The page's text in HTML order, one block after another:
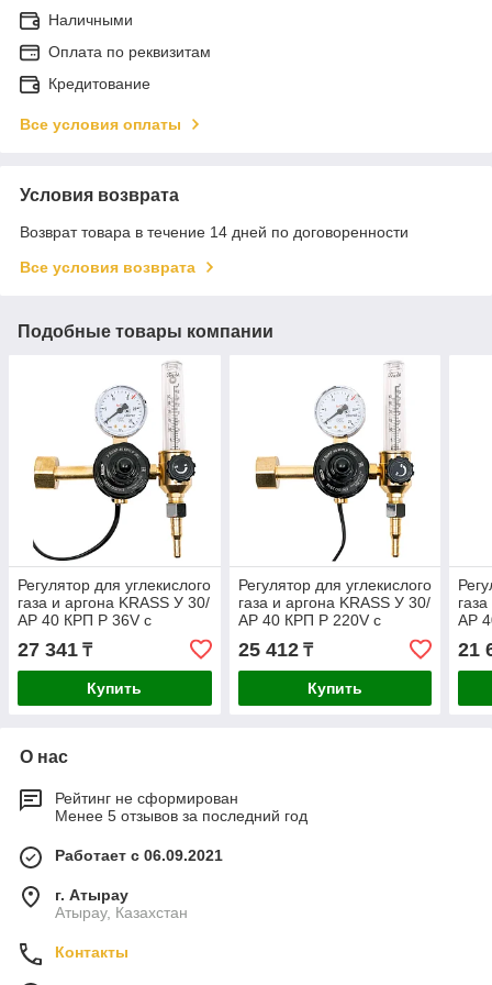
Наличными
Оплата по реквизитам
Кредитование
Все условия оплаты
Условия возврата
Возврат товара в течение 14 дней по договоренности
Все условия возврата
Подобные товары компании
Регулятор для углекислого
газа и аргона KRASS У 30/
АР 40 КРП Р 36V с
ротаметром и встроенным
подогревателем
27 341 ₸
Купить
Регулятор для углекислого
газа и аргона KRASS У 30/
АР 40 КРП Р 220V с
ротаметром и встроенным
подогревателем
25 412₸
Купить
АР
21
О нас
Рейтинг не сформирован
Менее 5 отзывов за последний год
Работает с 06.09.2021
г. Атырау
Атырау, Казахстан
Контакты